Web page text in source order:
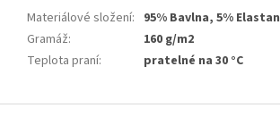
Materiálové složení: 95% Bavlna, 5% Elastan
Gramáž:
160 g/m2
Teplota praní: pratelné na 30 °C